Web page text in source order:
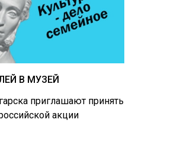
В МУЗЕЙ
приглашают принять
акции